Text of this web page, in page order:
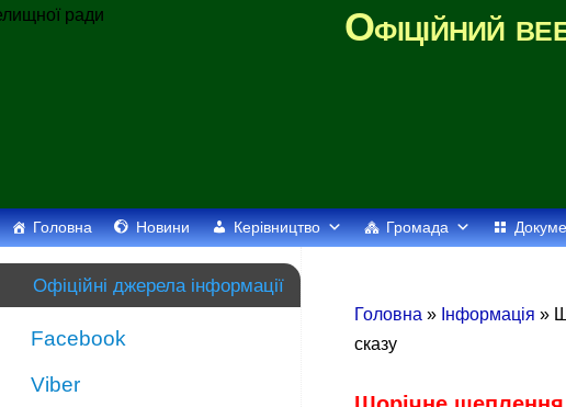
Офіційний
Головна Новини Керівництво Громада
Головна » Інформація »
сказу
Офіційні джерела інформації
Facebook
Viber